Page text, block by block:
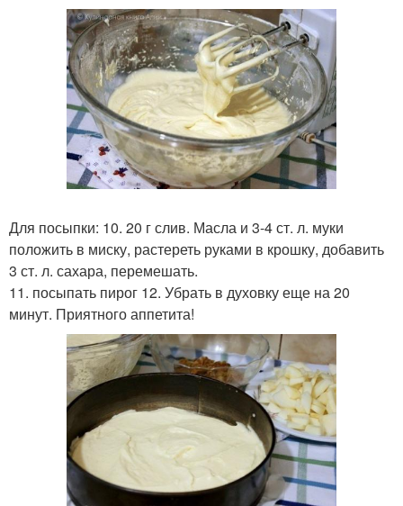
Для посыпки: 10. 20 г слив. Масла и 3-4 ст. л. муки
положить в миску, растереть руками в крошку, добавить
3 ст. л. сахара, перемешать.
11. посыпать пирог 12. Убрать в духовку еще на 20
минут. Приятного аппетита!